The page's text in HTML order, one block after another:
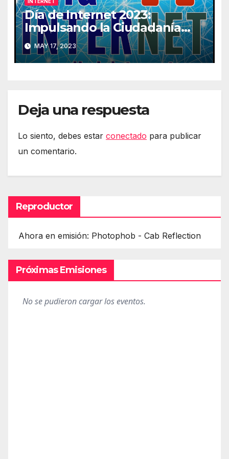
Día de Internet 2023:
Impulsando la Ciudadanía
Digital
MAY 17, 2023
Deja una respuesta
Lo siento, debes estar conectado para publicar
un comentario.
Reproductor
Ahora en emisión: Photophob - Cab Reflection
Próximas Emisiones